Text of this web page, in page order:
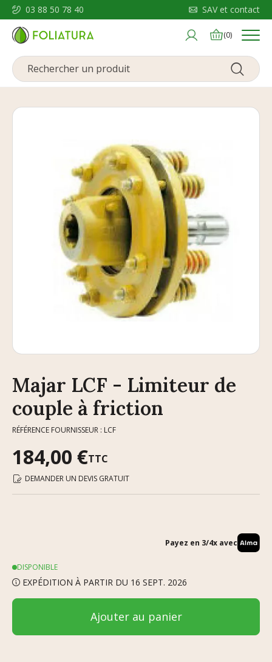
03 88 50 78 40 SAV et contact
(0) Menu
Majar LCF - Limiteur de
couple à friction
RÉFÉRENCE FOURNISSEUR : LCF
184,00 €TTC
DEMANDER UN DEVIS GRATUIT
Payez en 3/4x avec
DISPONIBLE
EXPÉDITION À PARTIR DU 16 SEPT. 2026
Ajouter au panier